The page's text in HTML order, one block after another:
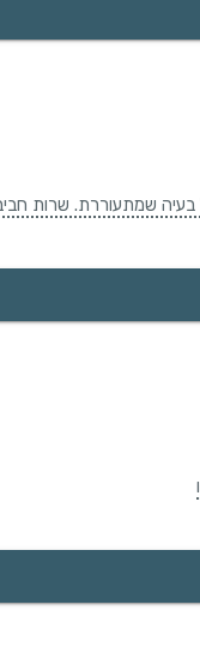
בעיה שמתעוררת. שרות